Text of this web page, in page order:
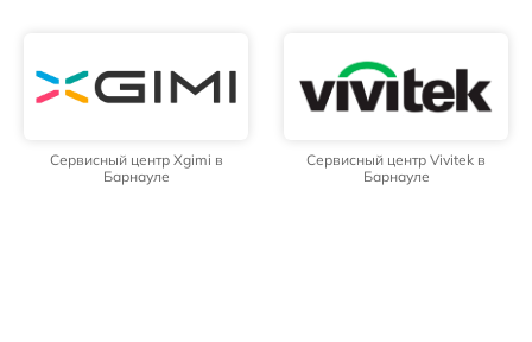
Сервисный центр Xgimi в
Барнауле
Сервисный центр Vivitek в
Барнауле